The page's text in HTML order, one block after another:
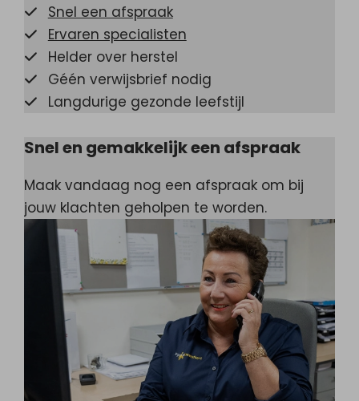
Snel een afspraak
Ervaren specialisten
Helder over herstel
Géén verwijsbrief nodig
Langdurige gezonde leefstijl
Snel en gemakkelijk een afspraak
Maak vandaag nog een afspraak om bij
jouw klachten geholpen te worden.